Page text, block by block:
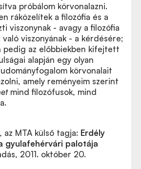
próbálom körvonalazni.
ráközelítek a filozófia és a
viszonynak - avagy a filozófia
viszonyának - a kérdésére;
pedig az előbbiekben kifejtett
alapján egy olyan
körvonalait
amely reményeim szerint
mind filozófusok, mind
, az MTA külső tagja: Erdély
gyulafehérvári palotája
2011. október 20.